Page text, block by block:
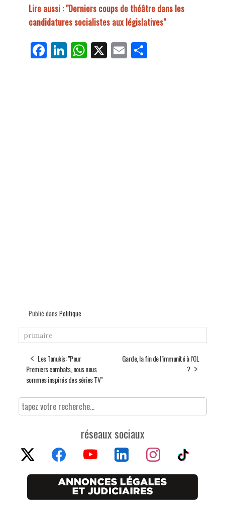
Lire aussi : "Derniers coups de théâtre dans les
candidatures socialistes aux législatives"
Fa
ce
Li
nk
W
ha
X E
m
Pa
Publié dans Politique
primaire
Les Tanukis: "Pour
Premiers combats, nous nous
sommes inspirés des séries TV"
Garde, la fin de l’immunité à l’OL
?
réseaux sociaux